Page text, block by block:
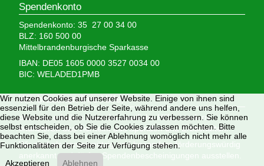
Spendenkonto
Spendenkonto: 35 27 00 34 00
BLZ: 160 500 00
Mittelbrandenburgische Sparkasse
IBAN: DE05 1605 0000 3527 0034 00
BIC: WELADED1PMB
Wir brauchen Ihre Hilfe,
denn wir erhalten keinerlei staatliche Hilfe, sondern
finanzieren das Tierheim aus Spenden und Erbschaften.
Wir sind als gemeinnützig und besonders förderungswürdig
anerkannt und dürfen Spendenbescheinigungen ausstellen.
Wir nutzen Cookies auf unserer Website. Einige von ihnen sind
essenziell für den Betrieb der Seite, während andere uns helfen,
diese Website und die Nutzererfahrung zu verbessern. Sie können
selbst entscheiden, ob Sie die Cookies zulassen möchten. Bitte
beachten Sie, dass bei einer Ablehnung womöglich nicht mehr alle
Funktionalitäten der Seite zur Verfügung stehen.
Akzeptieren
Ablehnen